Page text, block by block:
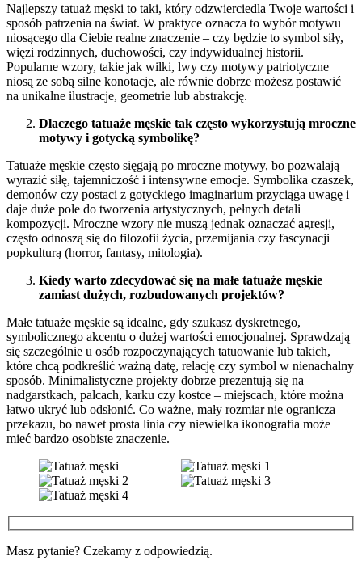
Najlepszy tatuaż męski to taki, który odzwierciedla Twoje wartości i
sposób patrzenia na świat. W praktyce oznacza to wybór motywu
niosącego dla Ciebie realne znaczenie – czy będzie to symbol siły,
więzi rodzinnych, duchowości, czy indywidualnej historii.
Popularne wzory, takie jak wilki, lwy czy motywy patriotyczne
niosą ze sobą silne konotacje, ale równie dobrze możesz postawić
na unikalne ilustracje, geometrie lub abstrakcję.
Dlaczego tatuaże męskie tak często wykorzystują mroczne
motywy i gotycką symbolikę?
Tatuaże męskie często sięgają po mroczne motywy, bo pozwalają
wyrazić siłę, tajemniczość i intensywne emocje. Symbolika czaszek,
demonów czy postaci z gotyckiego imaginarium przyciąga uwagę i
daje duże pole do tworzenia artystycznych, pełnych detali
kompozycji. Mroczne wzory nie muszą jednak oznaczać agresji,
często odnoszą się do filozofii życia, przemijania czy fascynacji
popkulturą (horror, fantasy, mitologia).
Kiedy warto zdecydować się na małe tatuaże męskie
zamiast dużych, rozbudowanych projektów?
Małe tatuaże męskie są idealne, gdy szukasz dyskretnego,
symbolicznego akcentu o dużej wartości emocjonalnej. Sprawdzają
się szczególnie u osób rozpoczynających tatuowanie lub takich,
które chcą podkreślić ważną datę, relację czy symbol w nienachalny
sposób. Minimalistyczne projekty dobrze prezentują się na
nadgarstkach, palcach, karku czy kostce – miejscach, które można
łatwo ukryć lub odsłonić. Co ważne, mały rozmiar nie ogranicza
przekazu, bo nawet prosta linia czy niewielka ikonografia może
mieć bardzo osobiste znaczenie.
Masz pytanie? Czekamy z odpowiedzią.